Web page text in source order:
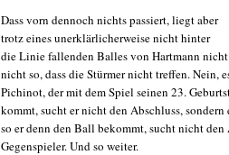
Dass vorn dennoch nichts passiert, liegt aber
trotz eines unerklärlicherweise nicht hinter
die Linie fallenden Balles von Hartmann
nicht so, dass die Stürmer nicht treffen. Nein,
Pichinot, der mit dem Spiel seinen 23.
kommt, sucht er nicht den Abschluss,
so er denn den Ball bekommt, sucht nicht den
Gegenspieler. Und so weiter.